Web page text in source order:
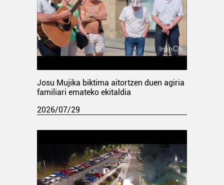
Josu Mujika biktima aitortzen duen agiria
familiari emateko ekitaldia
2026/07/29